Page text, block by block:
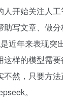
人开始关注人
助写文章、做
近年来表现突
这样的模型需
不然，只要方
。